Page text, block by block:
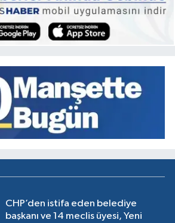
CHP’den istifa eden belediye
başkanı ve 14 meclis üyesi, Yeni